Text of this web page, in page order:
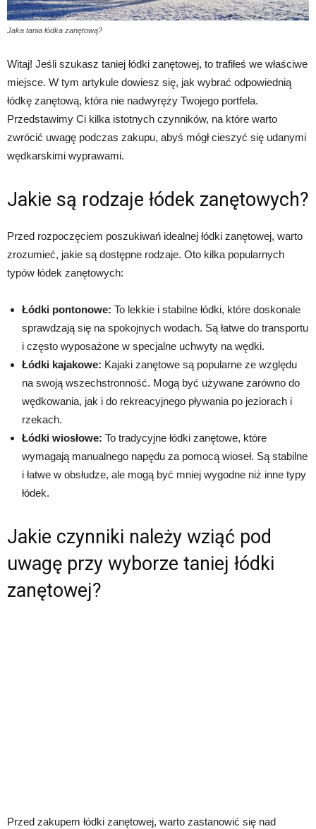
Jaka tania łódka zanętową?
Witaj! Jeśli szukasz taniej łódki zanętowej, to trafiłeś we właściwe
miejsce. W tym artykule dowiesz się, jak wybrać odpowiednią
łódkę zanętową, która nie nadwyręży Twojego portfela.
Przedstawimy Ci kilka istotnych czynników, na które warto
zwrócić uwagę podczas zakupu, abyś mógł cieszyć się udanymi
wędkarskimi wyprawami.
Jakie są rodzaje łódek zanętowych?
Przed rozpoczęciem poszukiwań idealnej łódki zanętowej, warto
zrozumieć, jakie są dostępne rodzaje. Oto kilka popularnych
typów łódek zanętowych:
Łódki pontonowe: To lekkie i stabilne łódki, które doskonale
sprawdzają się na spokojnych wodach. Są łatwe do transportu
i często wyposażone w specjalne uchwyty na wędki.
Łódki kajakowe: Kajaki zanętowe są popularne ze względu
na swoją wszechstronność. Mogą być używane zarówno do
wędkowania, jak i do rekreacyjnego pływania po jeziorach i
rzekach.
Łódki wiosłowe: To tradycyjne łódki zanętowe, które
wymagają manualnego napędu za pomocą wioseł. Są stabilne
i łatwe w obsłudze, ale mogą być mniej wygodne niż inne typy
łódek.
Jakie czynniki należy wziąć pod
uwagę przy wyborze taniej łódki
zanętowej?
Przed zakupem łódki zanętowej, warto zastanowić się nad